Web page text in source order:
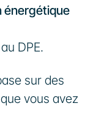
énergétique
DPE.
sur des
vous avez